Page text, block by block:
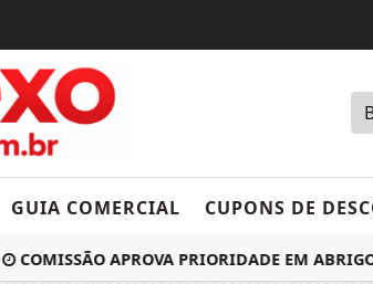
GUIA COMERCIAL CUPONS DE
COMISSÃO APROVA PRIORIDADE EM ABRIGO